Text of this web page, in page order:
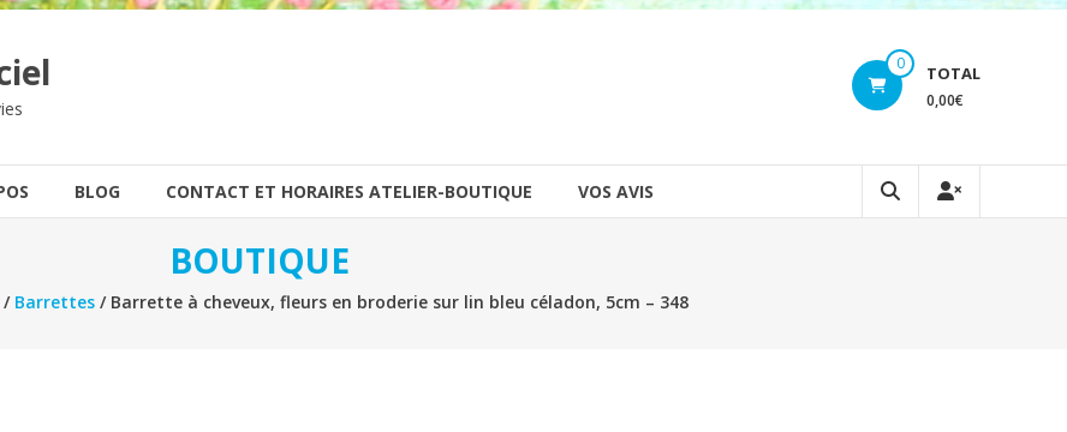
0 TOTAL
0,00€
BLOG CONTACT ET HORAIRES ATELIER-BOUTIQUE VOS AVIS
BOUTIQUE
/ Barrettes / Barrette à cheveux, fleurs en broderie sur lin bleu céladon, 5cm – 348